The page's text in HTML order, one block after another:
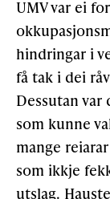
UMV var ei
hindringar i
få tak i dei
Dessutan
som kunne
mange
som ikkje
utslag.